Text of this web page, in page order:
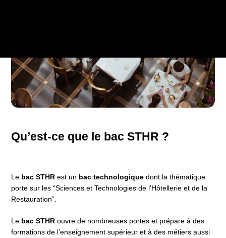
Qu’est-ce que le bac STHR ?
Le bac STHRest un bac technologique dont la thématique
porte sur les “Sciences et Technologies de l’Hôtellerie et de la
Restauration”.
Le bac STHR ouvre de nombreuses portes et prépare à des
formations de l’enseignement supérieur et à des métiers aussi